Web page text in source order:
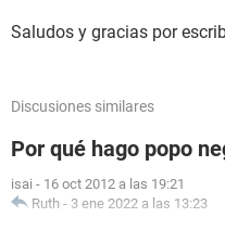
Saludos y gracias por
Discusiones similares
Por qué hago popo
isai - 16 oct 2012 a las 19:21
Ruth - 3 ene 2022 a las 13:23